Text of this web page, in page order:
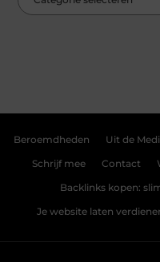
Beroemdheden Uit de
Schrijf mee Contact
Backlinks kopen:
Je website laten